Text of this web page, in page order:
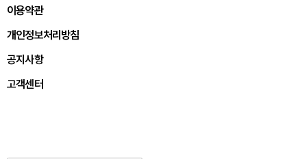
이용약관
개인정보처리방침
공지사항
고객센터